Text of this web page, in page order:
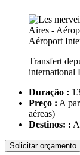
Transfert
international
Duração :
Preço : A
aéreas)
Destinos: :
Solicitar orçamento